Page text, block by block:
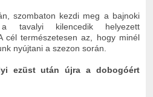
szombaton kezdi meg a bajnoki
tavalyi kilencedik helyezett
cél természetesen az, hogy minél
nyújtani a szezon során.
ezüst után újra a dobogóért